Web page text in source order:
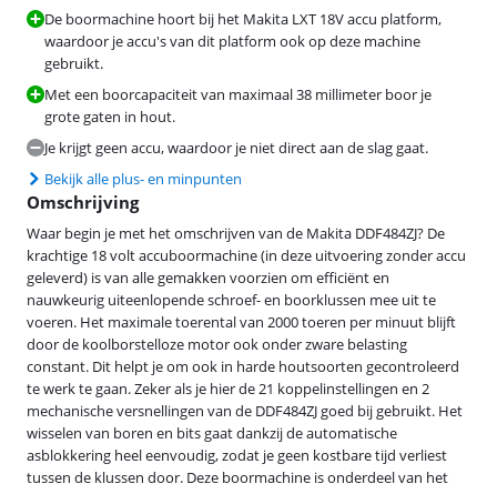
De boormachine hoort bij het Makita LXT 18V accu platform,
waardoor je accu's van dit platform ook op deze machine
gebruikt.
Met een boorcapaciteit van maximaal 38 millimeter boor je
grote gaten in hout.
Je krijgt geen accu, waardoor je niet direct aan de slag gaat.
Bekijk alle plus- en minpunten
Omschrijving
Waar begin je met het omschrijven van de Makita DDF484ZJ? De
krachtige 18 volt accuboormachine (in deze uitvoering zonder accu
geleverd) is van alle gemakken voorzien om efficiënt en
nauwkeurig uiteenlopende schroef- en boorklussen mee uit te
voeren. Het maximale toerental van 2000 toeren per minuut blijft
door de koolborstelloze motor ook onder zware belasting
constant. Dit helpt je om ook in harde houtsoorten gecontroleerd
te werk te gaan. Zeker als je hier de 21 koppelinstellingen en 2
mechanische versnellingen van de DDF484ZJ goed bij gebruikt. Het
wisselen van boren en bits gaat dankzij de automatische
asblokkering heel eenvoudig, zodat je geen kostbare tijd verliest
tussen de klussen door. Deze boormachine is onderdeel van het